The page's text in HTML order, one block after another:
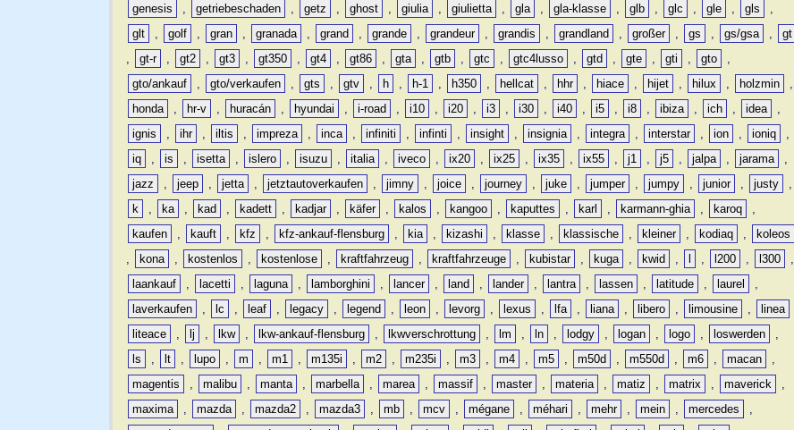
genesis
, getriebeschaden , getz , ghost , giulia , giulietta , gla , gla-klasse , glb , glc , gle , gls
,
glt
, golf , gran , granada , grand , grande , grandeur , grandis , grandland , großer , gs , gs/gsa ,
gt
,
gt-r , gt2 , gt3 , gt350 , gt4 , gt86 , gta , gtb , gtc , gtc4lusso , gtd , gte , gti , gto
,
gto/ankauf
, gto/verkaufen , gts , gtv , h , h-1 , h350 , hellcat , hhr , hiace , hijet , hilux , holzmin
,
honda
, hr-v , huracán , hyundai , i-road , i10 , i20 , i3 , i30 , i40 , i5 , i8 , ibiza , ich , idea
,
ignis
, ihr , iltis , impreza , inca , infiniti , infinti , insight , insignia , integra , interstar , ion , ioniq
,
iq
, is , isetta , islero , isuzu , italia , iveco , ix20 , ix25 , ix35 , ix55 , j1 , j5 , jalpa , jarama
,
jazz
, jeep , jetta , jetztautoverkaufen , jimny , joice , journey , juke , jumper , jumpy , junior , justy
,
k
, ka , kad , kadett , kadjar , käfer , kalos , kangoo , kaputtes , karl , karmann-ghia , karoq
,
kaufen
, kauft , kfz , kfz-ankauf-flensburg , kia , kizashi , klasse , klassische , kleiner , kodiaq ,
koleos
,
kona , kostenlos , kostenlose , kraftfahrzeug , kraftfahrzeuge , kubistar , kuga , kwid , , l200 , l300
,
laankauf
, lacetti , laguna , lamborghini , lancer , land , lander , lantra , lassen , latitude , laurel
,
laverkaufen
, lc , leaf , legacy , legend , leon , levorg , lexus , lfa , liana , libero , limousine , linea
liteace
, lj , lkw , lkw-ankauf-flensburg , lkwverschrottung , lm , ln , lodgy , logan , logo , loswerden
,
ls
, lt , lupo , m , m1 , m135i , m2 , m235i , m3 , m4 , m5 , m50d , m550d , m6 , macan
,
magentis
, malibu , manta , marbella , marea , massif , master , materia , matiz , matrix , maverick
,
maxima
, mazda , mazda2 , mazda3 , mb , mcv , mégane , méhari , mehr , mein , mercedes
,